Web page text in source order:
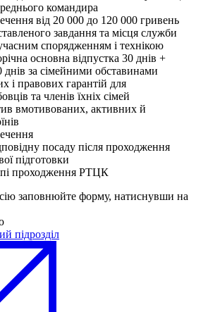
командира
від 20 000 до 120 000 гривень
завдання та місця служби
спорядженням і технікою
основна відпустка 30 днів +
днів за сімейними обставинами
і правових гарантій для
та членів їхніх сімей
вмотивованих, активних й
посаду після проходження
підготовки
проходження РТЦК
заповнюйте форму, натиснувши на
підрозділ